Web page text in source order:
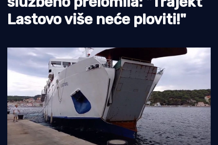
Ekologija
Lastovo više neće ploviti!"